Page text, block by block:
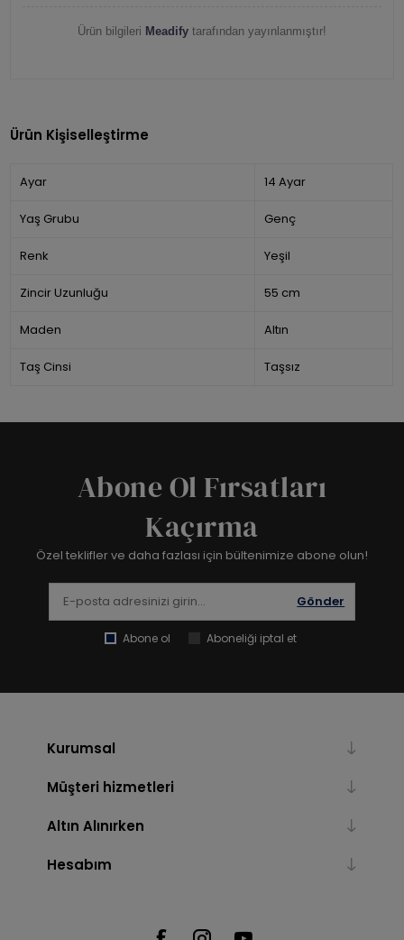
Ürün bilgileri Meadify tarafından yayınlanmıştır!
Ürün Kişiselleştirme
Ayar 14 Ayar
Yaş Grubu Genç
Renk Yeşil
Zincir Uzunluğu 55 cm
Maden Altın
Taş Cinsi Taşsız
Abone Ol Fırsatları
Kaçırma
Özel teklifler ve daha fazlası için bültenimize abone olun!
Gönder
Abone ol Aboneliği iptal et
Kurumsal
Müşteri hizmetleri
Altın Alınırken
Hesabım